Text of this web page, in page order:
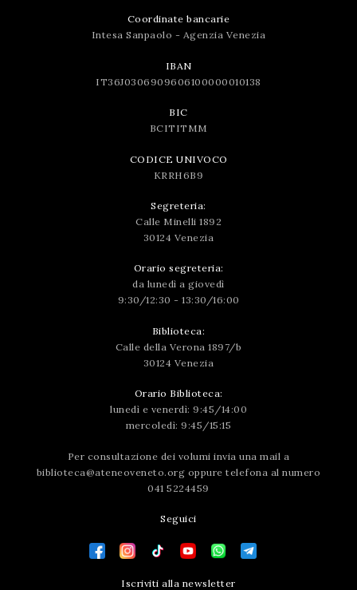
Coordinate bancarie
Intesa Sanpaolo - Agenzia Venezia
IBAN
IT36J0306909606100000010138
BIC
BCITITMM
CODICE UNIVOCO
KRRH6B9
Segreteria:
Calle Minelli 1892
30124 Venezia
Orario segreteria:
da lunedì a giovedì
9:30/12:30 - 13:30/16:00
Biblioteca:
Calle della Verona 1897/b
30124 Venezia
Orario Biblioteca:
lunedì e venerdì: 9:45/14:00
mercoledì: 9:45/15:15
Per consultazione dei volumi invia una mail a
biblioteca@ateneoveneto.org oppure telefona al numero
041 5224459
Seguici
Iscriviti alla newsletter